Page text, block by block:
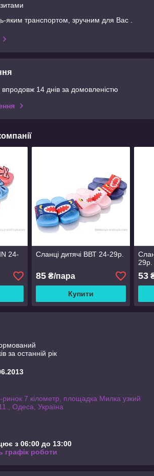
яким транспортом, зручним для Вас .
14 днів за домовленістю
24-
Сланці дитячі ВВТ 24-29р.
85₴/пара
Купити
29р.
53
за останній рік
7 кілометр, площадка Милка узкий
Одеса, Україна
з 06:00 до 13:00
графік роботи